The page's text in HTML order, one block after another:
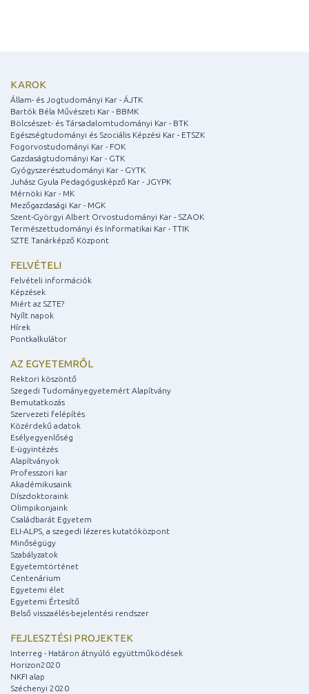
KAROK
Állam- és Jogtudományi Kar - ÁJTK
Bartók Béla Művészeti Kar - BBMK
Bölcsészet- és Társadalomtudományi Kar - BTK
Egészségtudományi és Szociális Képzési Kar - ETSZK
Fogorvostudományi Kar - FOK
Gazdaságtudományi Kar - GTK
Gyógyszerésztudományi Kar - GYTK
Juhász Gyula Pedagógusképző Kar - JGYPK
Mérnöki Kar - MK
Mezőgazdasági Kar - MGK
Szent-Györgyi Albert Orvostudományi Kar - SZAOK
Természettudományi és Informatikai Kar - TTIK
SZTE Tanárképző Központ
FELVÉTELI
Felvételi információk
Képzések
Miért az SZTE?
Nyílt napok
Hírek
Pontkalkulátor
AZ EGYETEMRŐL
Rektori köszöntő
Szegedi Tudományegyetemért Alapítvány
Bemutatkozás
Szervezeti felépítés
Közérdekű adatok
Esélyegyenlőség
E-ügyintézés
Alapítványok
Professzori kar
Akadémikusaink
Díszdoktoraink
Olimpikonjaink
Családbarát Egyetem
ELI-ALPS, a szegedi lézeres kutatóközpont
Minőségügy
Szabályzatok
Egyetemtörténet
Centenárium
Egyetemi élet
Egyetemi Értesítő
Belső visszaélés-bejelentési rendszer
FEJLESZTÉSI PROJEKTEK
Interreg - Határon átnyúló együttműködések
Horizon2020
NKFI alap
Széchenyi 2020